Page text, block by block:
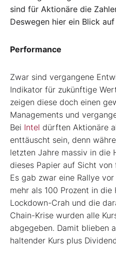
sind für Aktionäre die
Deswegen hier ein Blick
Performance
Zwar sind vergangene
Indikator für zukünftige
zeigen diese doch einen
Managements und
Bei Intel dürften Aktionäre
enttäuscht sein, denn
letzten Jahre massiv in die
dieses Papier auf Sicht
Es gab zwar eine Rallye
mehr als 100 Prozent in
Lockdown-Crah und die
Chain-Krise wurden alle
abgegeben. Damit blieben
haltender Kurs plus